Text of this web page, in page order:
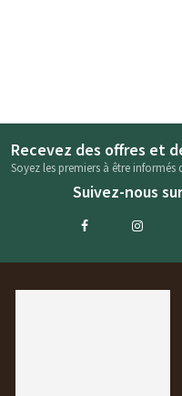
Recevez des offres et
Soyez les premiers à être informés
Suivez-nous